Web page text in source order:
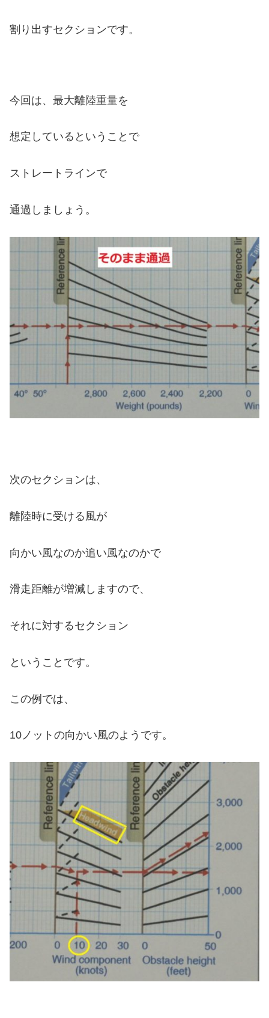
割り出すセクションです。
今回は、最大離陸重量を
想定しているということで
ストレートラインで
通過しましょう。
次のセクションは、
離陸時に受ける風が
向かい風なのか追い風なのかで
滑走距離が増減しますので、
それに対するセクション
ということです。
この例では、
10ノットの向かい風のようです。